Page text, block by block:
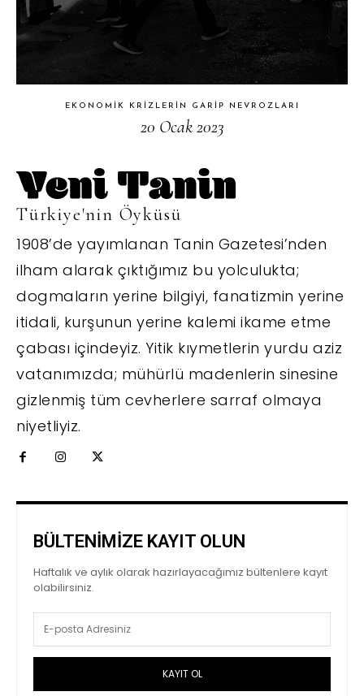
EKONOMIK KRIZLERIN GARIP NEVROZLARI
20 Ocak 2023
Türkiye'nin Öyküsü
1908’de yayımlanan Tanin Gazetesi’nden
ilham alarak çıktığımız bu yolculukta;
dogmaların yerine bilgiyi, fanatizmin yerine
itidali, kurşunun yerine kalemi ikame etme
çabası içindeyiz. Yitik kıymetlerin yurdu aziz
vatanımızda; mühürlü madenlerin sinesine
gizlenmiş tüm cevherlere sarraf olmaya
niyetliyiz.
BÜLTENİMİZE KAYIT OLUN
Haftalık ve aylık olarak hazırlayacağımız bültenlere kayıt
olabilirsiniz.
KAYIT OL